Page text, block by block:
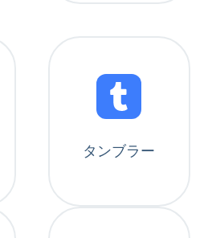
タンブラー